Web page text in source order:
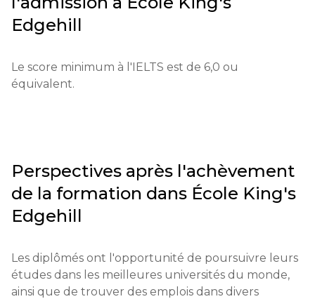
Les principaux objectifs de l'institution incluent le
critique chez les élèves, la préparation aux examens
d'entrée dans les établissements d'enseignement
paiement des frais d'inscription. Les candidatures
sont acceptées via une plateforme en ligne.
Qualifications éducatives : Un enseignement
secondaire ou son équivalent est requis.
Exigences pour les étudiants internationaux :
niveau de compétence en anglais, scores suffisants
aux tests de langue.
Conditions financières : une confirmation de fonds
suffisants pour couvrir les frais de scolarité est
requise.
Edgehill
Le score minimum à l'IELTS est de 6,0 ou
équivalent.
Perspectives après l'achèvement
de la formation dans École King's
Edgehill
Les diplômés ont l'opportunité de poursuivre leurs
études dans les meilleures universités du monde,
ainsi que de trouver des emplois dans divers